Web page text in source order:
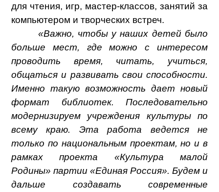
для чтения, игр, мастер-классов, занятий за
компьютером и творческих встреч.
«Важно, чтобы у наших детей было
больше мест, где можно с интересом
проводить время, читать, учиться,
общаться и развивать свои способности.
Именно такую возможность дает новый
формат библиотек. Последовательно
модернизируем учреждения культуры по
всему краю. Эта работа ведется не
только по национальным проектам, но и в
рамках проекта «Культура малой
Родины» партии «Единая Россия». Будем и
дальше создавать современные